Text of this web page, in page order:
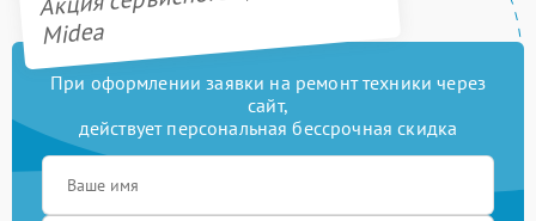
Midea
При оформлении заявки на ремонт техники через
сайт,
действует персональная бессрочная скидка